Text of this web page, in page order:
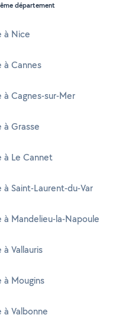
département
à Nice
à Cannes
Cagnes-sur-Mer
à Grasse
à Le Cannet
Saint-Laurent-du-Var
Mandelieu-la-Napoule
Vallauris
à Mougins
Valbonne